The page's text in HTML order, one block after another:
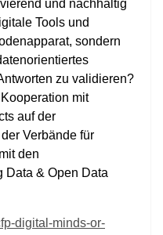
und nachhaltig
Tools und
sondern
zu validieren?
mit
auf der
Verbände für
den
Data & Open Data
digital-minds-or-